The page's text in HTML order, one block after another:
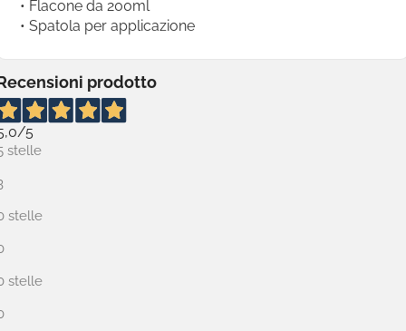
• Flacone da 200ml
• Spatola per applicazione
prodotto
/5
stelle
stelle
stelle